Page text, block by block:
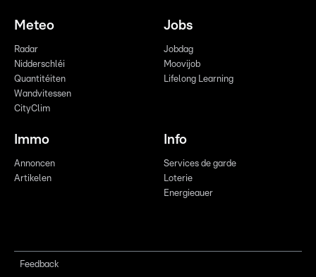
Meteo
Radar
Nidderschléi
Quantitéiten
Wandvitessen
CityClim
Jobs
Jobdag
Moovijob
Lifelong Learning
Immo
Annoncen
Artikelen
Info
Services de garde
Loterie
Energieauer
Feedback